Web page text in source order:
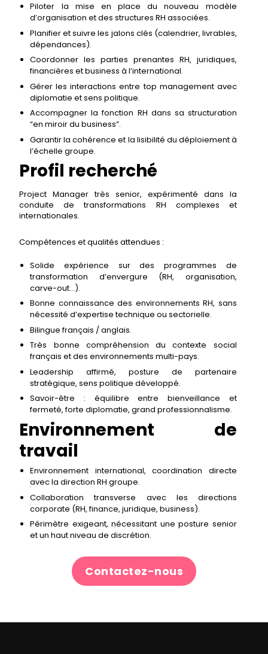
Piloter la mise en place du nouveau modèle
d’organisation et des structures RH associées.
Planifier et suivre les jalons clés (calendrier, livrables,
dépendances).
Coordonner les parties prenantes RH, juridiques,
financières et business à l’international.
Gérer les interactions entre top management avec
diplomatie et sens politique.
Accompagner la fonction RH dans sa structuration
“en miroir du business”.
Garantir la cohérence et la lisibilité du déploiement à
l’échelle groupe.
Profil recherché
Project Manager très senior, expérimenté dans la
conduite de transformations RH complexes et
internationales.
Compétences et qualités attendues :
Solide expérience sur des programmes de
transformation d’envergure (RH, organisation,
carve-out…).
Bonne connaissance des environnements RH, sans
nécessité d’expertise technique ou sectorielle.
Bilingue français / anglais.
Très bonne compréhension du contexte social
français et des environnements multi-pays.
Leadership affirmé, posture de partenaire
stratégique, sens politique développé.
Savoir-être : équilibre entre bienveillance et
fermeté, forte diplomatie, grand professionnalisme.
Environnement de
travail
Environnement international, coordination directe
avec la direction RH groupe.
Collaboration transverse avec les directions
corporate (RH, finance, juridique, business).
Périmètre exigeant, nécessitant une posture senior
et un haut niveau de discrétion.
Contactez-nous